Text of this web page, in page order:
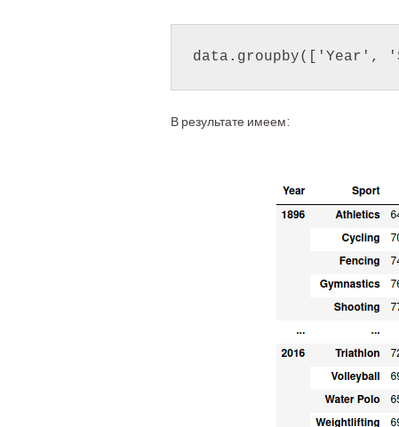
В результате имеем: